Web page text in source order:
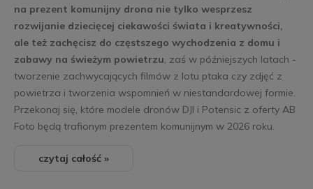
na prezent komunijny drona nie tylko wesprzesz
rozwijanie dziecięcej ciekawości świata i kreatywności,
ale też zachęcisz do częstszego wychodzenia z domu i
zabawy na świeżym powietrzu, zaś w późniejszych latach -
tworzenie zachwycających filmów z lotu ptaka czy zdjęć z
powietrza i tworzenia wspomnień w niestandardowej formie.
Przekonaj się, które modele dronów DJI i Potensic z oferty AB
Foto będą trafionym prezentem komunijnym w 2026 roku.
czytaj całość »